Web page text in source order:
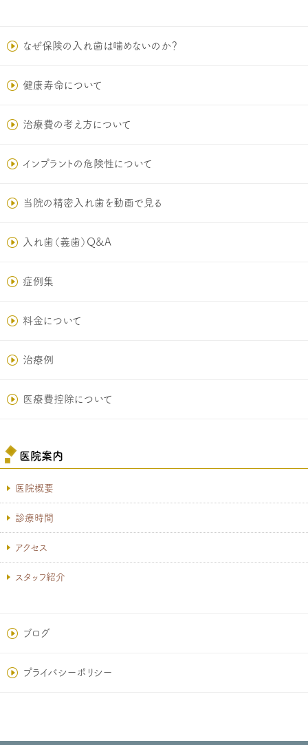
なぜ保険の入れ歯は噛めないのか？
健康寿命について
治療費の考え方について
インプラントの危険性について
当院の精密入れ歯を動画で見る
入れ歯（義歯）Q&A
症例集
料金について
治療例
医療費控除について
医院案内
医院概要
診療時間
アクセス
スタッフ紹介
ブログ
プライバシーポリシー